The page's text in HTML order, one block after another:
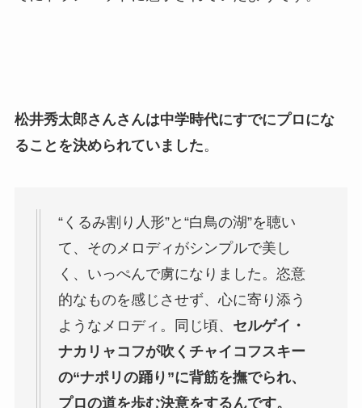
松井秀太郎さんさんは中学時代にすでにプロにな
ることを決められていました。
“くるみ割り人形”と“白鳥の湖”を聴い
て、そのメロディがシンプルで美し
く、いっぺんで虜になりました。恣意
的なものを感じさせず、心に寄り添う
ようなメロディ。同じ頃、 セルゲイ・
ナカリャコフが吹くチャイコフスキー
の“ナポリの踊り”に背筋を撫でられ、
プロの道を歩む決意をするんです。